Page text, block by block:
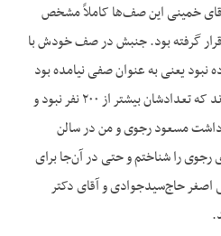
آقای خمینی این صف‌ها کاملاً مشخص
گرفته بود. جنبش در صف خودش با
نبود یعنی به عنوان صفی نیامده بود
ولی مجاهدین در صفی آمده بودند که تعدادشان بیشتر از ۲۰۰ نفر نبود و
مسعود رجوی و من در سالن
رجوی را شناختم و حتی در آن‌جا برای
اصغر حاج‌سید‌جوادی و آقای دکتر